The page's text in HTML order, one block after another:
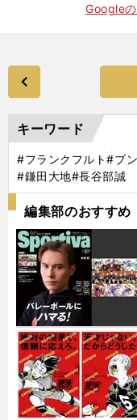
Google
キーワード
#フランクフルト#ブ
#鎌田大地#長谷部誠
編集部のおすすめ